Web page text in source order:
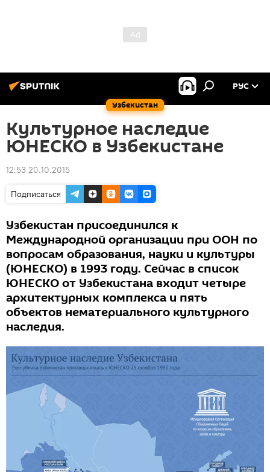
Узбекистан
РУС
Культурное наследие
ЮНЕСКО в Узбекистане
12:53 20.10.2015
Подписаться
Узбекистан присоединился к
Международной организации при ООН по
вопросам образования, науки и культуры
(ЮНЕСКО) в 1993 году. Сейчас в список
ЮНЕСКО от Узбекистана входит четыре
архитектурных комплекса и пять
объектов нематериального культурного
наследия.